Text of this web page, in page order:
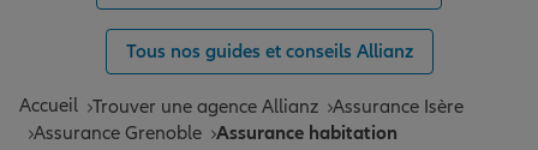
Tous nos guides et conseils Allianz
Accueil Trouver une agence Allianz Assurance Isère
Assurance Grenoble Assurance habitation